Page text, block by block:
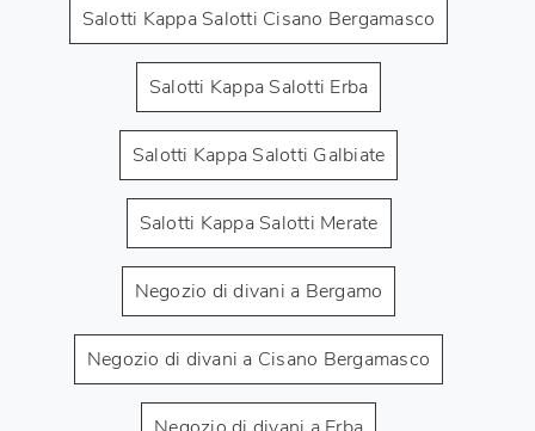
Salotti Kappa Salotti Cisano Bergamasco
Salotti Kappa Salotti Erba
Salotti Kappa Salotti Galbiate
Salotti Kappa Salotti Merate
Negozio di divani a Bergamo
Negozio di divani a Cisano Bergamasco